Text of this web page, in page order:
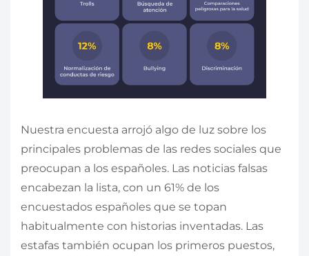
Nuestra encuesta arrojó algo de luz sobre los
principales problemas de las redes sociales que
preocupan a los españoles. Las noticias falsas
encabezan la lista, con un 61% de los
encuestados españoles que se topan
habitualmente con historias inventadas. Las
estafas también ocupan los primeros puestos,